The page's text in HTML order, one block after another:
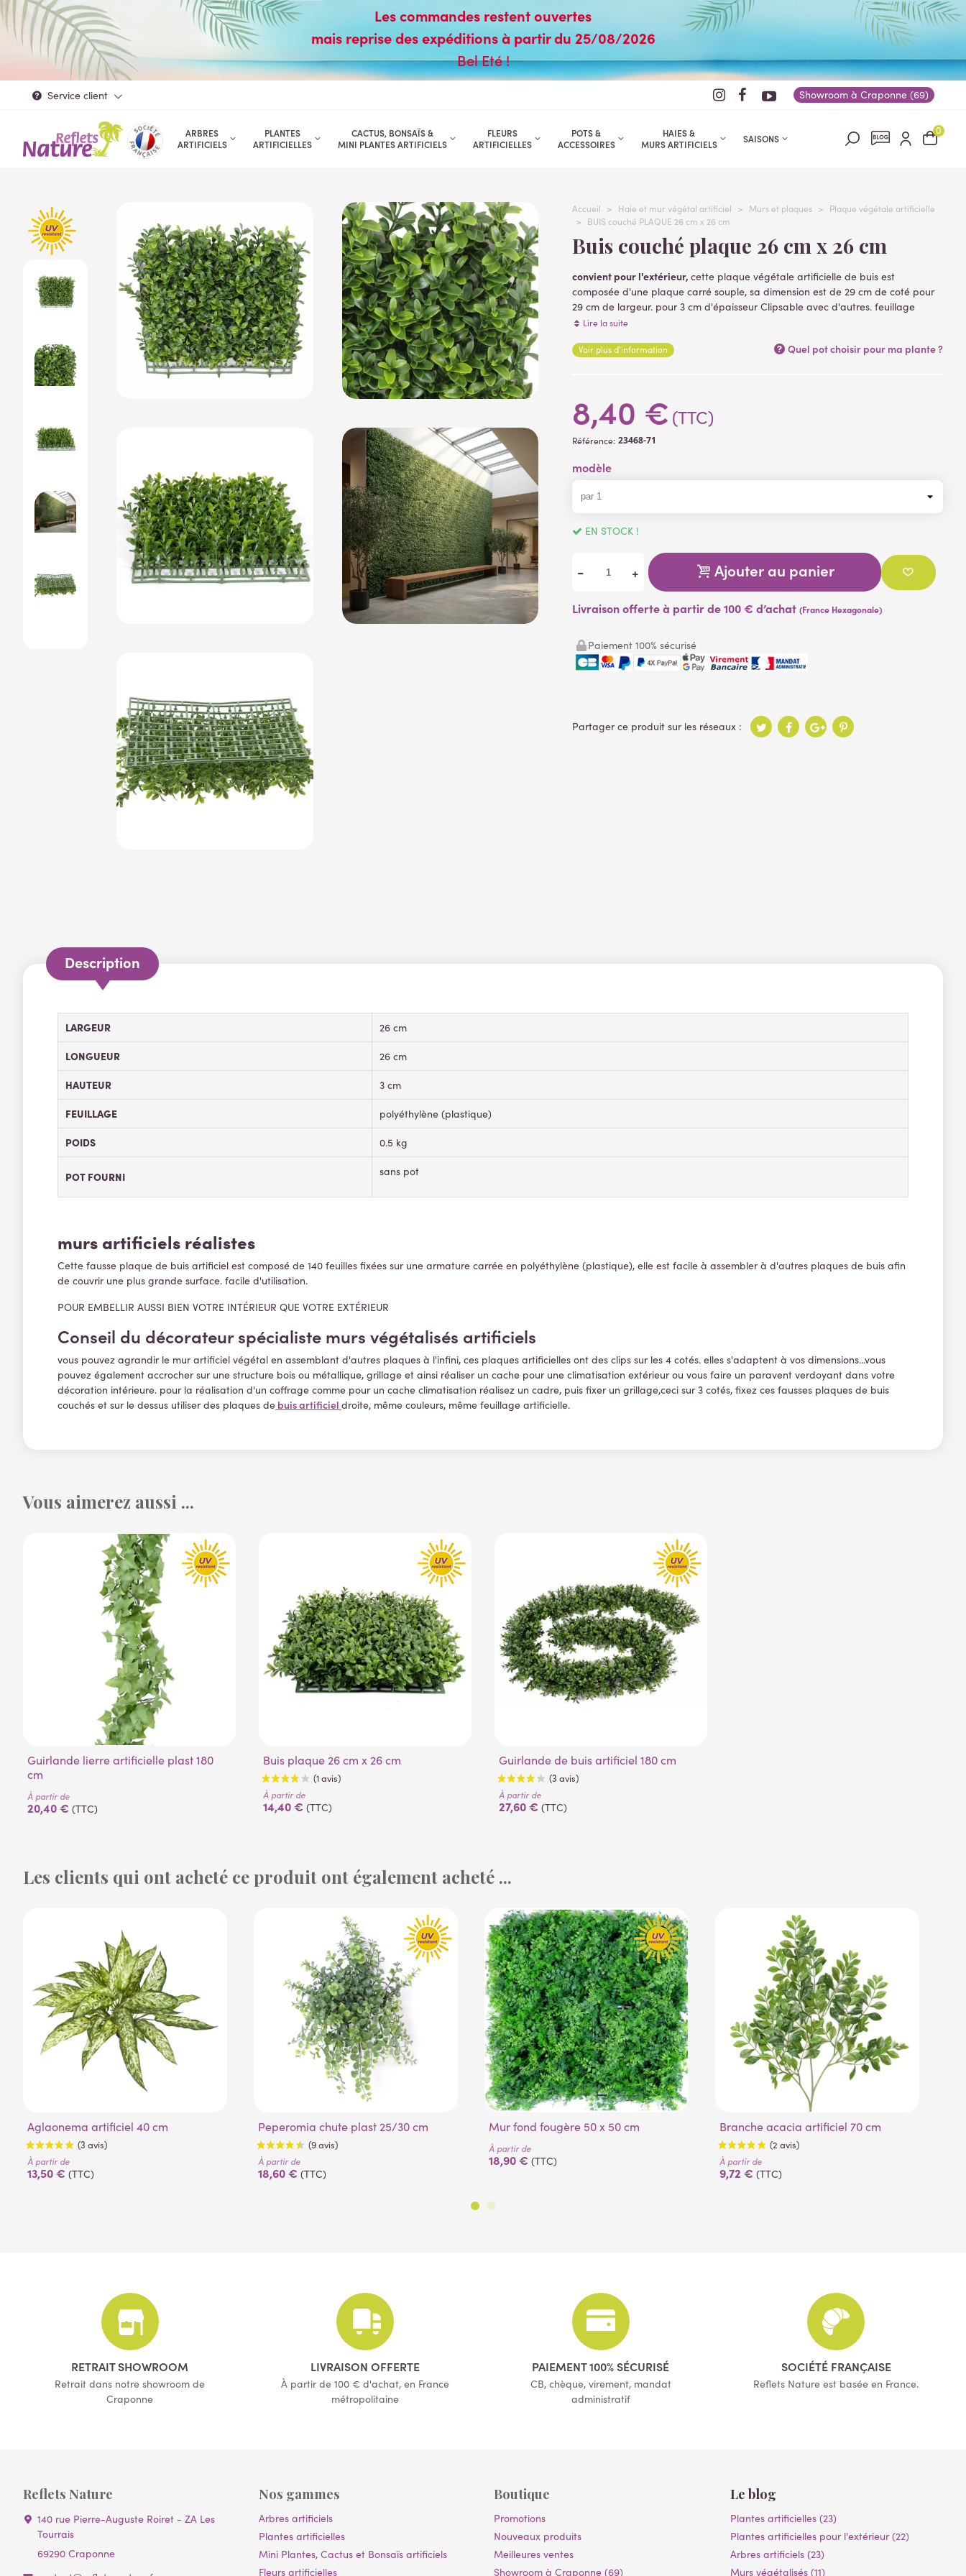
Les commandes restent ouvertes
mais reprise des expéditions à partir du 25/08/2026
Bel Eté !
Service client Showroom à Craponne (69)
ARBRES
ARTIFICIELS
PLANTES
ARTIFICIELLES
CACTUS, BONSAÏS &
MINI PLANTES ARTIFICIELS
FLEURS
ARTIFICIELLES
POTS &
ACCESSOIRES
HAIES &
MURS ARTIFICIELS
SAISONS
0
Accueil > Haie et mur végétal artificiel > Murs et plaques >
Plaque végétale artificielle
>
BUIS couché PLAQUE 26 cm x 26 cm
Buis couché plaque 26 cm x 26 cm
convient pour l'extérieur,cette plaque végétale artificielle de buis est
composée d'une plaque carré souple, sa dimension est de 29 cm de coté pour
29 cm de largeur. pour 3 cm d'épaisseur Clipsable avec d'autres. feuillage
artificiel ( 140 feuilles) en polyéthylène (plastique) .faux feuillage fixé sur un
Lire la suite
Voir plus d'information Quel pot choisir pour ma plante ?
8,40 € (TTC)
Référence: 23468-71
modèle
EN STOCK !
- + Ajouter au panier
Livraison offerte à partir de 100 € d’achat(France Hexagonale)
Paiement 100% sécurisé
Description
LARGEUR 26 cm
LONGUEUR 26 cm
HAUTEUR 3 cm
FEUILLAGE polyéthylène (plastique)
POIDS 0.5 kg
POT FOURNI sans pot
murs artificiels réalistes
Cette fausse plaque de buis artificiel est composé de 140 feuilles fixées sur une armature carrée en polyéthylène (plastique), elle est facile à assembler à d'autres plaques de buis afin
de couvrir une plus grande surface. facile d'utilisation.
POUR EMBELLIR AUSSI BIEN VOTRE INTÉRIEUR QUE VOTRE EXTÉRIEUR
Conseil du décorateur spécialiste murs végétalisés artificiels
vous pouvez agrandir le mur artificiel végétal en assemblant d'autres plaques à l'infini, ces plaques artificielles ont des clips sur les 4 cotés. elles s'adaptent à vos dimensions...vous
pouvez également accrocher sur une structure bois ou métallique, grillage et ainsi réaliser un cache pour une climatisation extérieur ou vous faire un paravent verdoyant dans votre
décoration intérieure. pour la réalisation d'un coffrage comme pour un cache climatisation réalisez un cadre, puis fixer un grillage,ceci sur 3 cotés, fixez ces fausses plaques de buis
couchés et sur le dessus utiliser des plaques de buis artificiel droite, même couleurs, même feuillage artificielle.
Vous aimerez aussi ...
Guirlande lierre artificielle plast 180
cm
À partir de
20,40 € (TTC)
Buis plaque 26 cm x 26 cm
(1 avis)
À partir de
14,40 € (TTC)
Guirlande de buis artificiel 180 cm
(3 avis)
À partir de
27,60 € (TTC)
Les clients qui ont acheté ce produit ont également acheté ...
Aglaonema artificiel 40 cm
(3 avis)
À partir de
13,50 € (TTC)
Peperomia chute plast 25/30 cm
(9 avis)
À partir de
18,60 € (TTC)
Mur fond fougère 50 x 50 cm
À partir de
18,90 € (TTC)
Branche acacia artificiel 70 cm
(2 avis)
À partir de
9,72 € (TTC)
RETRAIT SHOWROOM
Retrait dans notre showroom de
Craponne
LIVRAISON OFFERTE
À partir de 100 € d'achat, en France
métropolitaine
PAIEMENT 100% SÉCURISÉ
CB, chèque, virement, mandat
administratif
SOCIÉTÉ FRANÇAISE
Reflets Nature est basée en France.
Reflets Nature
140 rue Pierre-Auguste Roiret - ZA Les
Tourrais
69290 Craponne
Nos gammes
Arbres artificiels
Plantes artificielles
Mini Plantes, Cactus et Bonsaïs artificiels
Fleurs artificielles
Boutique
Promotions
Nouveaux produits
Meilleures ventes
Showroom à Craponne (69)
Le blog
Plantes artificielles (23)
Plantes artificielles pour l'extérieur (22)
Arbres artificiels (23)
Murs végétalisés (11)